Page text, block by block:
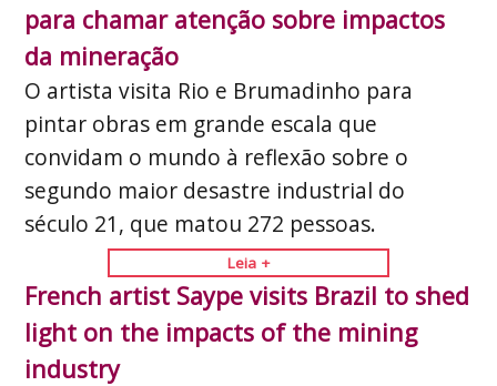
para chamar atenção sobre impactos
da mineração
O artista visita Rio e Brumadinho para
pintar obras em grande escala que
convidam o mundo à reflexão sobre o
segundo maior desastre industrial do
século 21, que matou 272 pessoas.
Leia +
French artist Saype visits Brazil to shed
light on the impacts of the mining
industry